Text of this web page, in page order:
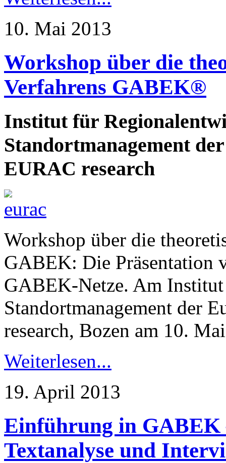
10. Mai 2013
Workshop über die
Verfahrens GABEK®
Institut für
Standortmanagement
EURAC research
Workshop über die
GABEK: Die Präsentation
GABEK-Netze. Am
Standortmanagement der
research, Bozen am 10.
Weiterlesen...
19. April 2013
Einführung in GABEK
Textanalyse und